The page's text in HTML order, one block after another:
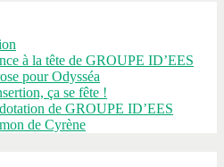
à la tête de GROUPE ID’EES
pour Odysséa
ça se fête !
de GROUPE ID’EES
de Cyrène